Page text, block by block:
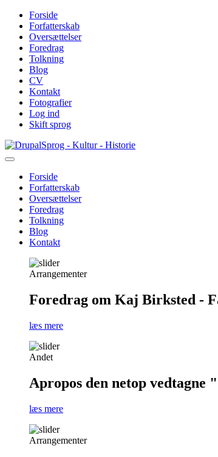
Forside
Forfatterskab
Oversættelser
Foredrag
Tolkning
Blog
CV
Kontakt
Fotografier
Log ind
Skift sprog
Gå
til
Sprog - Kultur - Historie
Primær
navigation
Forside
Forfatterskab
Oversættelser
Foredrag
Tolkning
Blog
Kontakt
Arrangementer
Foredrag om Kaj Birksted -
læs mere
Andet
Apropos den netop vedtagne
læs mere
Arrangementer